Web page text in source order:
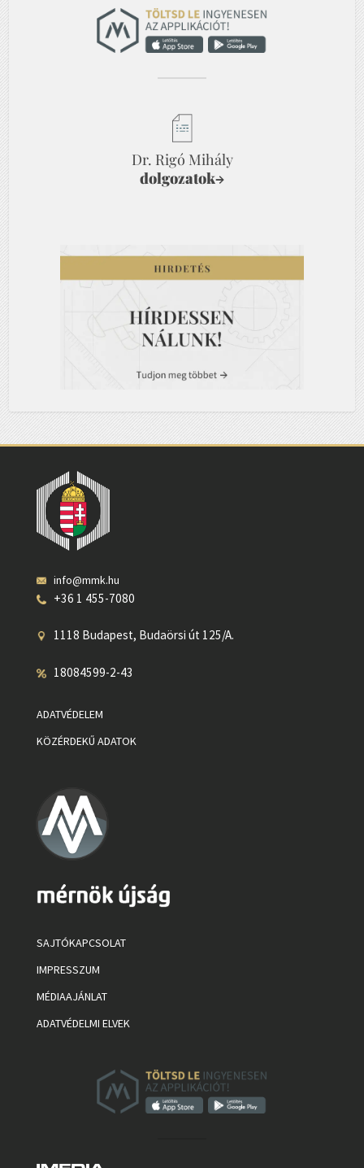
Dr. Rigó Mihály
dolgozatok→
info@mmk.hu
+36 1 455-7080
1118 Budapest, Budaörsi út 125/A.
18084599-2-43
ADATVÉDELEM
KÖZÉRDEKŰ ADATOK
SAJTÓKAPCSOLAT
IMPRESSZUM
MÉDIAAJÁNLAT
ADATVÉDELMI ELVEK